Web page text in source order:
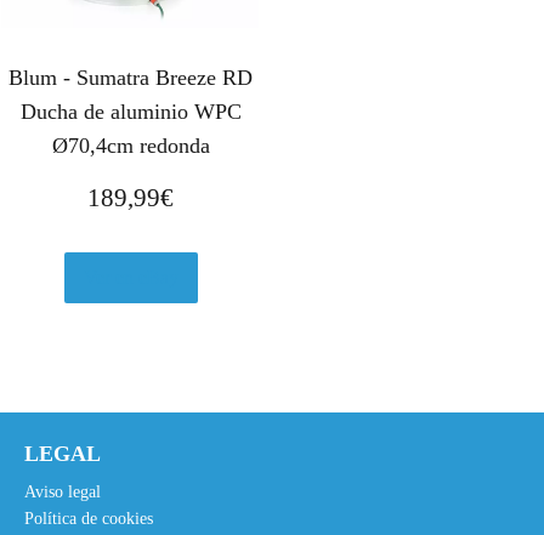
Blum - Sumatra Breeze RD
Ducha de aluminio WPC
Ø70,4cm redonda
189,99€
LEGAL
Aviso legal
Política de cookies